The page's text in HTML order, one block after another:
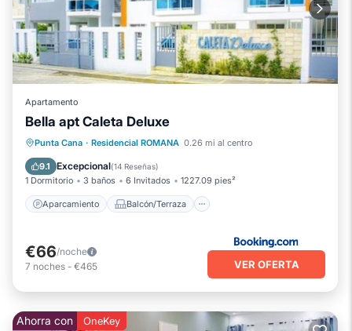
Apartamento
Bella apt Caleta Deluxe
Punta Cana · Residencial ROMANA 0.26 mi al centro
9.1 Excepcional(14 Reseñas)
1 Dormitorio 3 baños 6 Invitados 1227.09 pies²
Aparcamiento Balcón/Terraza
Aparcamiento
Balcón/Terraza
Vistas
Aire acondicionado
€66/noche
7 noches - €465 VER OFERTA
Ahorra con OneKey